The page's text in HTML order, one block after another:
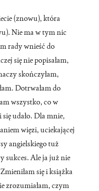
(znowu), która
Nie ma w tym nic
rady wnieść do
się nie popisałam,
skończyłam,
Dotrwałam do
wszystko, co w
udało. Dla mnie,
więzi, uciekającej
angielskiego tuż
sukces. Ale ja już nie
się i książka
zrozumiałam, czym